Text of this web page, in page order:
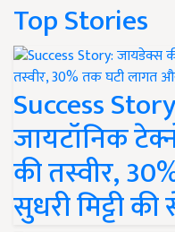
Top Stories
Success
जायटॉनिक
की तस्वीर,
सुधरी मिट्टी